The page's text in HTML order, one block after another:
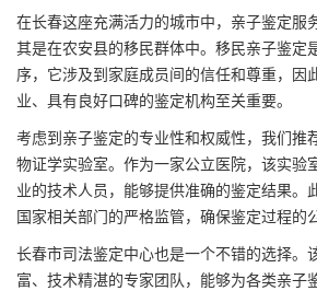
在长春这座充满活力的城市中，亲子鉴定服
其是在农安县的移民群体中。移民亲子鉴定
序，它涉及到家庭成员间的信任和尊重，因
业、具有良好口碑的鉴定机构至关重要。
考虑到亲子鉴定的专业性和权威性，我们推
物证学实验室。作为一家公立医院，该实验
业的技术人员，能够提供准确的鉴定结果。
国家相关部门的严格监管，确保鉴定过程的
长春市司法鉴定中心也是一个不错的选择。
富、技术精湛的专家团队，能够为各类亲子